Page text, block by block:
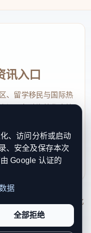
讯入口
、留学移民与国际热
讯，帮助海外华人快
处理站务、投稿与权
本网站持续优化
以提升品牌信任感和
、访问分析或启动
、安全及保存本次
Google 认证的
据
全部拒绝